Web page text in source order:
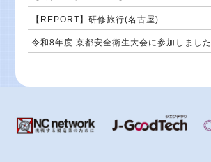
【REPORT】研修旅行(名古屋)
令和8年度 京都安全衛生大会に参加しました